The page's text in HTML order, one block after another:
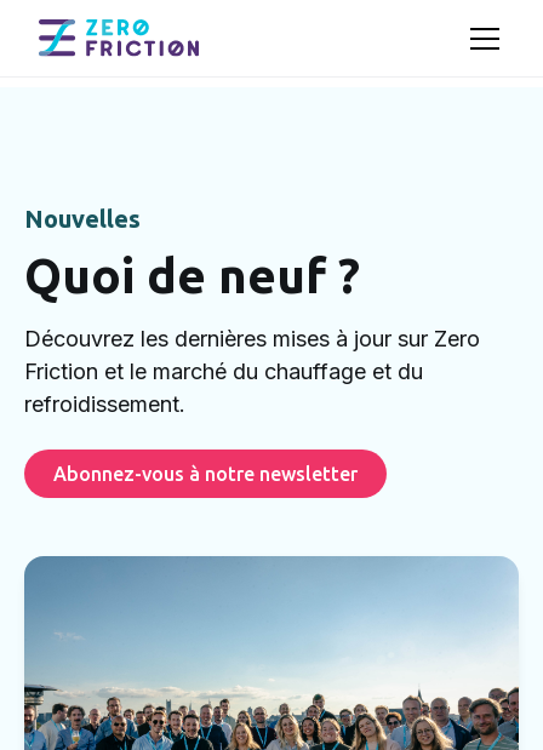
Nouvelles
Quoi de neuf ?
Découvrez les dernières mises à jour sur Zero
Friction et le marché du chauffage et du
refroidissement.
Abonnez-vous à notre newsletter